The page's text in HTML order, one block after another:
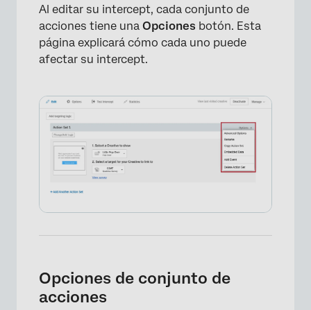
Al editar su intercept, cada conjunto de
acciones tiene una Opciones botón. Esta
página explicará cómo cada uno puede
afectar su intercept.
Opciones de conjunto de
acciones